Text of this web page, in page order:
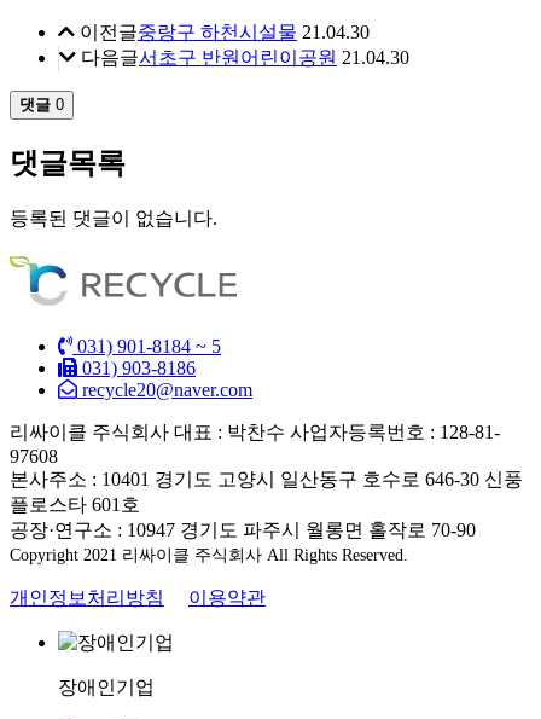
이전글중랑구 하천시설물 21.04.30
다음글서초구 반원어린이공원 21.04.30
댓글 0
댓글목록
등록된 댓글이 없습니다.
031) 901-8184 ~ 5
031) 903-8186
recycle20@naver.com
리싸이클 주식회사 대표 : 박찬수 사업자등록번호 : 128-81-
97608
본사주소 : 10401 경기도 고양시 일산동구 호수로 646-30 신풍
플로스타 601호
공장·연구소 : 10947 경기도 파주시 월롱면 홀작로 70-90
Copyright 2021 리싸이클 주식회사 All Rights Reserved.
개인정보처리방침 이용약관
장애인기업